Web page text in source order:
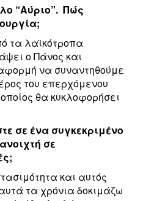
“Αύριο”. Πώς
τα λαϊκότροπα
ο Πάνος και
να συναντηθούμε
του επερχόμενου
θα κυκλοφορήσει
σε ένα συγκεκριμένο
σε
και αυτός
τα χρόνια δοκιμάζω